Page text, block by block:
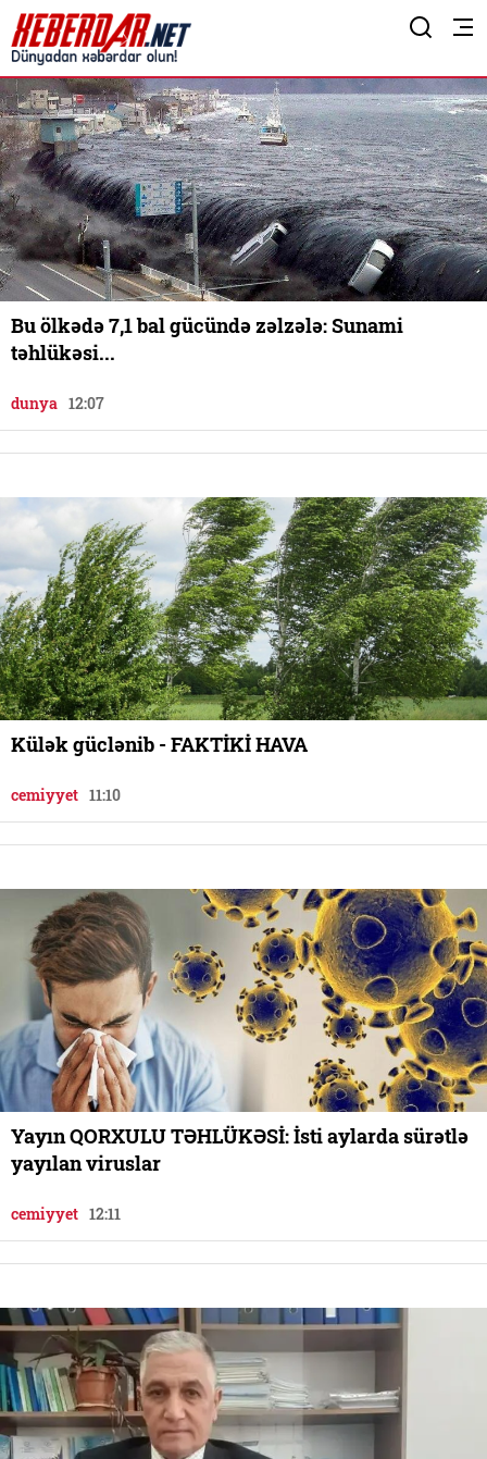
Bu ölkədə 7,1 bal gücündə zəlzələ: Sunami
təhlükəsi...
dunya 12:07
Külək güclənib - FAKTİKİ HAVA
cemiyyet 11:10
Yayın QORXULU TƏHLÜKƏSİ: İsti aylarda sürətlə
yayılan viruslar
cemiyyet 12:11